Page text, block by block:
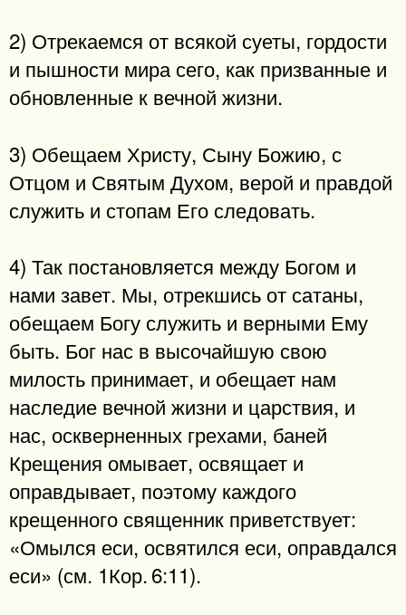
2) Отрекаемся от всякой суеты, гордости
и пышности мира сего, как призванные и
обновленные к вечной жизни.
3) Обещаем Христу, Сыну Божию, с
Отцом и Святым Духом, верой и правдой
служить и стопам Его следовать.
4) Так постановляется между Богом и
нами завет. Мы, отрекшись от сатаны,
обещаем Богу служить и верными Ему
быть. Бог нас в высочайшую свою
милость принимает, и обещает нам
наследие вечной жизни и царствия, и
нас, оскверненных грехами, баней
Крещения омывает, освящает и
оправдывает, поэтому каждого
крещенного священник приветствует:
«Омылся еси, освятился еси, оправдался
еси» (см. 1Кор. 6:11).